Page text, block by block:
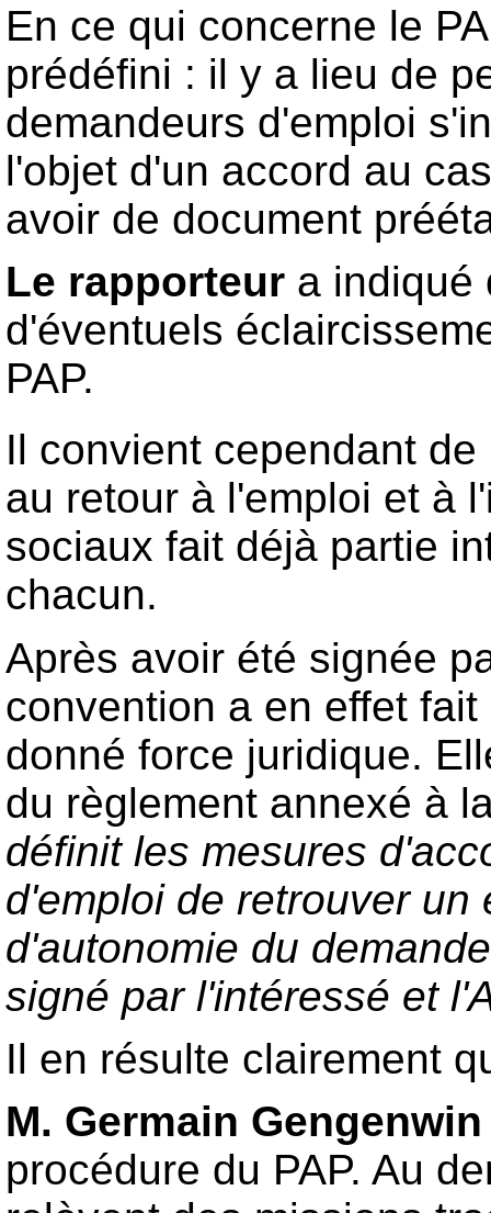
En ce qui concerne le
prédéfini : il y a lieu de
demandeurs d'emploi
l'objet d'un accord au
avoir de document
Le rapporteur a indiqué
d'éventuels
PAP.
Il convient cependant
au retour à l'emploi et à
sociaux fait déjà partie
chacun.
Après avoir été signée
convention a en effet
donné force juridique.
du règlement annexé à
définit les mesures
d'emploi de retrouver
d'autonomie du
signé par l'intéressé et
Il en résulte clairement
M. Germain
procédure du PAP. Au